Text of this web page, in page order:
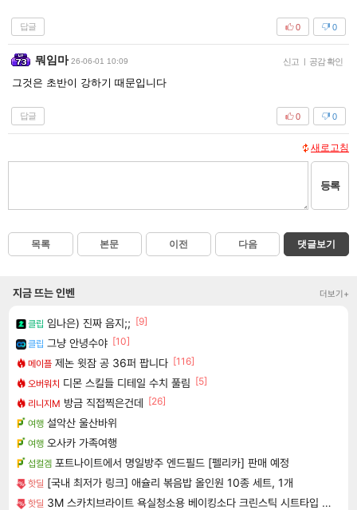
답글 0
0
뭐임마 26-06-01 10:09 신고 | 공감 확인
그것은 초반이 강하기 때문입니다
답글 0
0
새로고침
등록
목록 본문 이전 다음 댓글보기
지금 뜨는 인벤 더보기+
클립 임나은) 진짜 음지;; [9]
클립 그냥 안녕수야 [10]
메이플 제논 윗잠 공 36퍼 팝니다 [116]
오버워치 디몬 스킬들 디테일 수치 풀림 [5]
리니지M 방금 직접찍은건데 [26]
여행 설악산 울산바위
여행 오사카 가족여행
섭컬겜 포트나이트에서 명일방주 엔드필드 [펠리카] 판매 예정
핫딜 [국내 최저가 링크] 애슐리 볶음밥 올인원 10종 세트, 1개
핫딜 3M 스카치브라이트 욕실청소용 베이킹소다 크린스틱 시트타입 소형 80매(40매x2개)